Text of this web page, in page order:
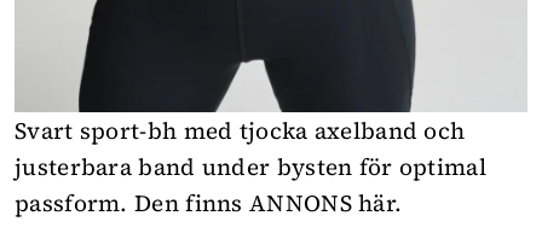
Svart sport-bh med tjocka axelband och
justerbara band under bysten för optimal
passform. Den finnsANNONS här.